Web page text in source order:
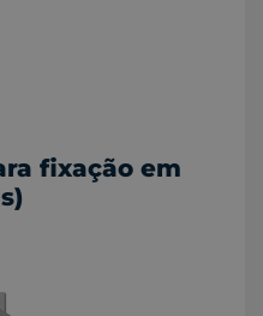
fixação em